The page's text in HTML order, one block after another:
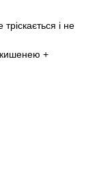
і не
кишенею +